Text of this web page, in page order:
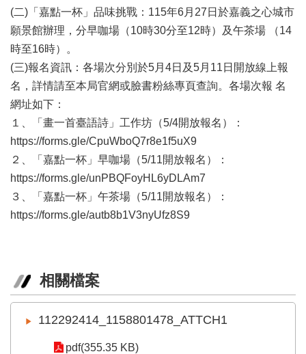
廉
政
專
珍
貴
化
資
源
補
助/
申
政
府
(二)「嘉點一杯」品味挑戰：115年6月27日於嘉義之心城市
願景館辦理，分早咖場（10時30分至12時）及午茶場 （14
時至16時）。
(三)報名資訊：各場次分別於5月4日及5月11日開放線上報
名，詳情請至本局官網或臉書粉絲專頁查詢。各場次報 名
網址如下：
１、「畫一首臺語詩」工作坊（5/4開放報名）：
https://forms.gle/CpuWboQ7r8e1f5uX9
２、「嘉點一杯」早咖場（5/11開放報名）：
https://forms.gle/unPBQFoyHL6yDLAm7
３、「嘉點一杯」午茶場（5/11開放報名）：
https://forms.gle/autb8b1V3nyUfz8S9
相關檔案
112292414_1158801478_ATTCH1
pdf(355.35 KB)